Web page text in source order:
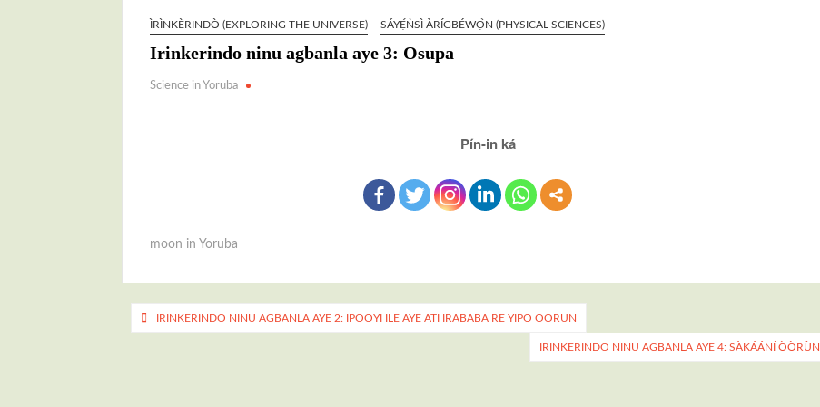
ÌRÌNKÈRINDÒ (EXPLORING THE UNIVERSE) SÁYẸ́ǸSÌ ÀRÍGBÉWỌ̀N (PHYSICAL SCIENCES)
Irinkerindo ninu agbanla aye 3: Osupa
Science in Yoruba
Pín-in ká
moon in Yoruba
PostIRINKERINDO NINU AGBANLA AYE 2: IPOOYI ILE AYE ATI IRABABA RẸ YIPO OORUN
IRINKERINDO NINU AGBANLA AYE 4: SÀKÁÁNÍ ÒÒRÙN